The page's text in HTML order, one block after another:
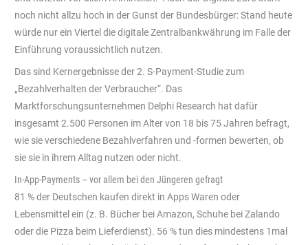
noch nicht allzu hoch in der Gunst der Bundesbürger: Stand heute
würde nur ein Viertel die digitale Zentralbankwährung im Falle der
Einführung voraussichtlich nutzen.
Das sind Kernergebnisse der 2. S-Payment-Studie zum
„Bezahlverhalten der Verbraucher“. Das
Marktforschungsunternehmen Delphi Research hat dafür
insgesamt 2.500 Personen im Alter von 18 bis 75 Jahren befragt,
wie sie verschiedene Bezahlverfahren und -formen be­werten, ob
sie sie in ihrem Alltag nutzen oder nicht.
In-App-Payments – vor allem bei den Jüngeren gefragt
81 % der Deutschen kaufen direkt in Apps Waren oder
Lebensmittel ein (z. B. Bücher bei Amazon, Schuhe bei Zalando
oder die Pizza beim Lieferdienst). 56 % tun dies mindestens 1mal